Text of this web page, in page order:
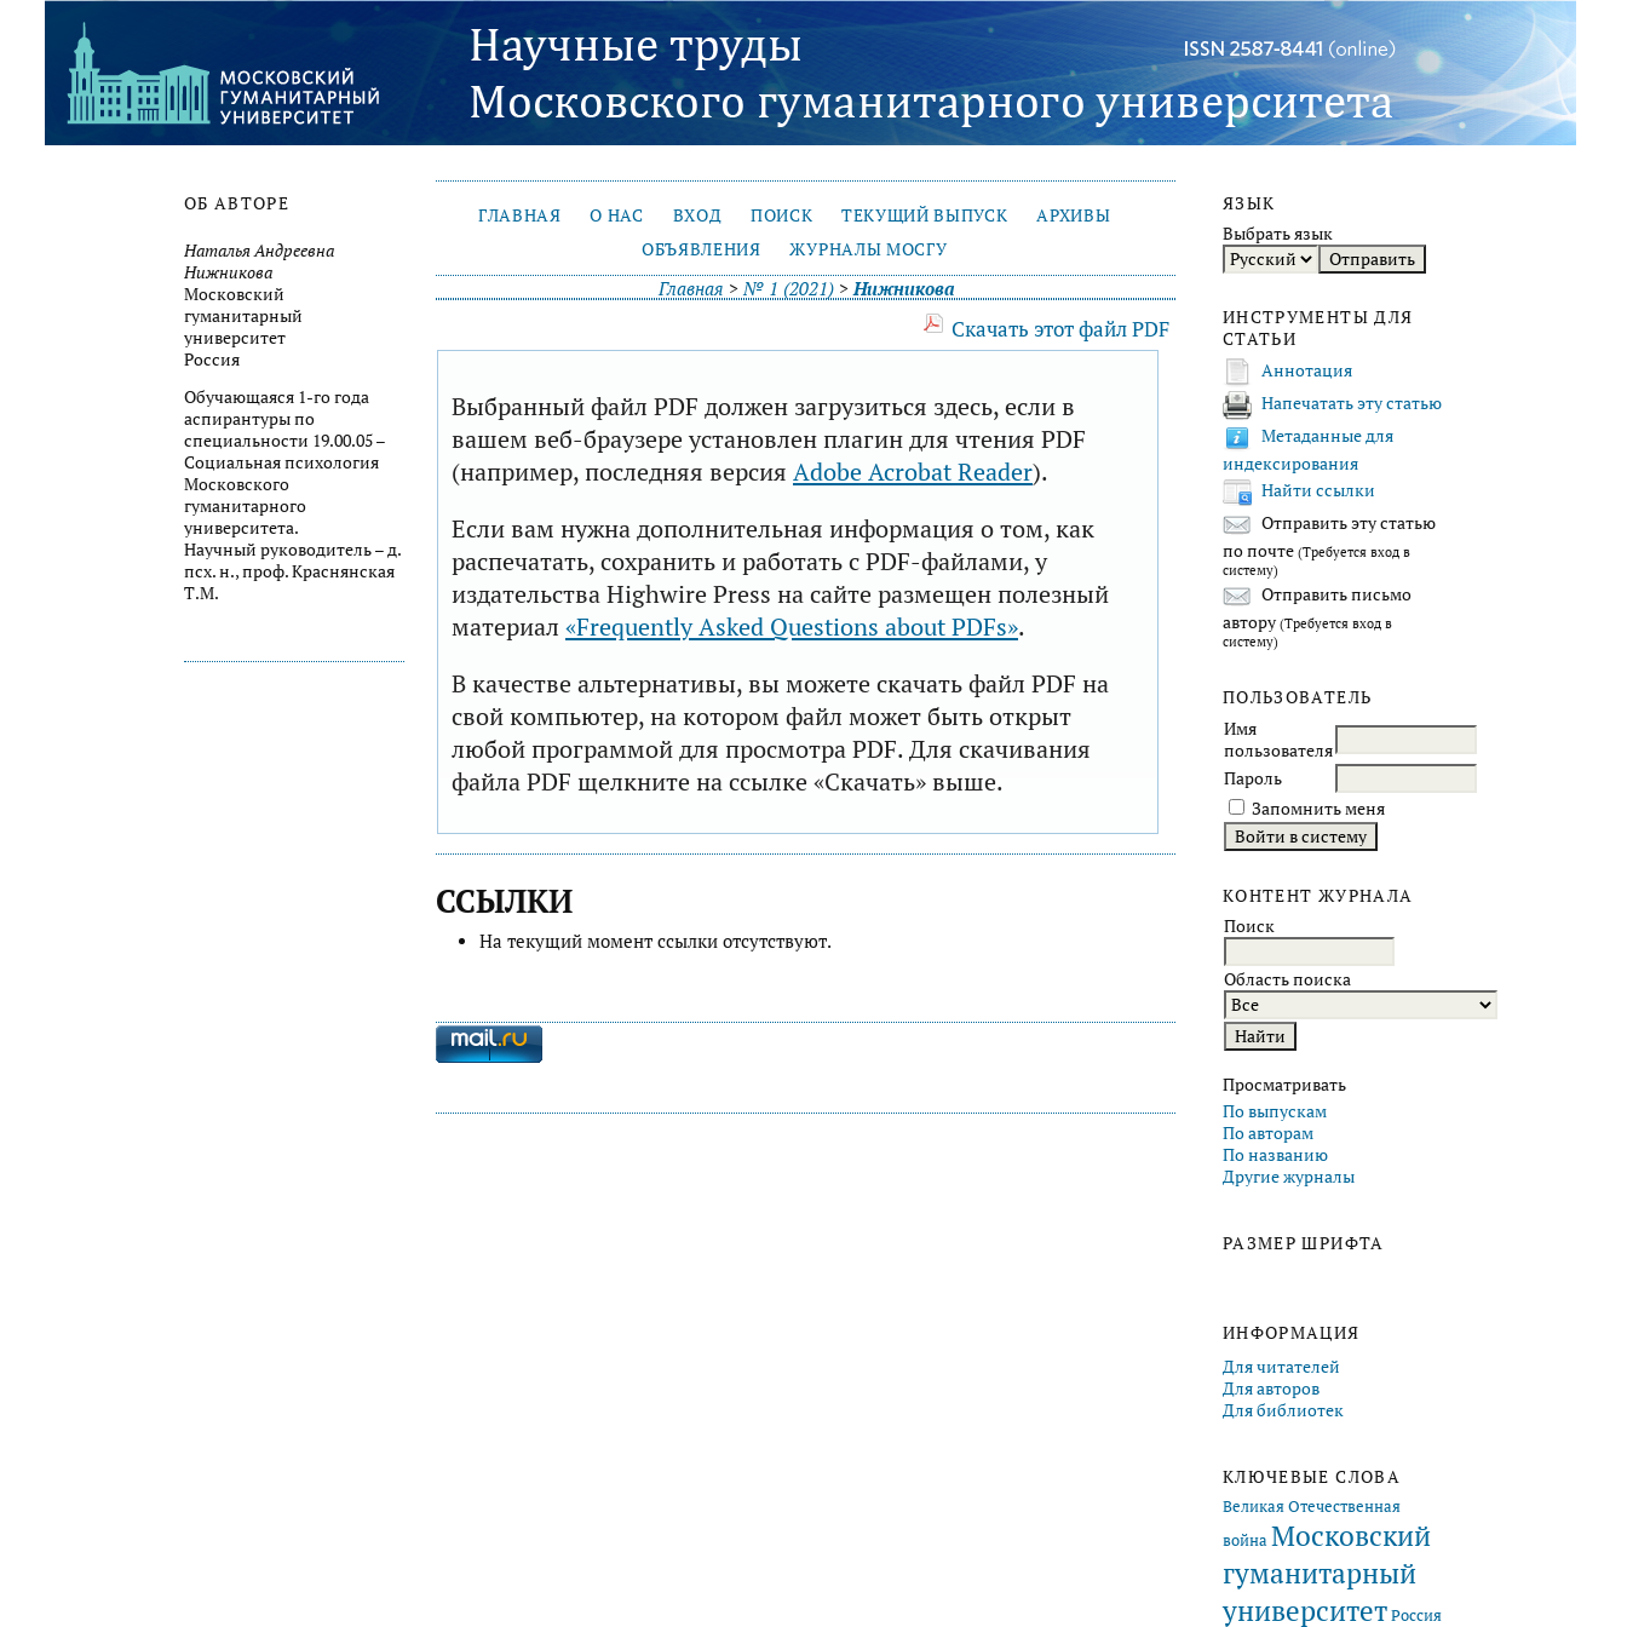
ОБ АВТОРЕ
Наталья Андреевна
Нижникова
Московский
гуманитарный
университет
Россия
Обучающаяся 1-го года
аспирантуры по
специальности 19.00.05 –
Социальная психология
Московского
гуманитарного
университета.
Научный руководитель – д.
псх. н., проф. Краснянская
Т.М.
ЯЗЫК
Выбрать язык
ИНСТРУМЕНТЫ ДЛЯ
СТАТЬИ
Аннотация
Напечатать эту статью
Метаданные для
индексирования
Найти ссылки
Отправить эту статью
по почте (Требуется вход в
систему)
Отправить письмо
автору (Требуется вход в
систему)
ПОЛЬЗОВАТЕЛЬ
Имя
пользователя
Пароль
Запомнить меня
КОНТЕНТ ЖУРНАЛА
Поиск
Область поиска
Просматривать
По выпускам
По авторам
По названию
Другие журналы
РАЗМЕР ШРИФТА
ИНФОРМАЦИЯ
Для читателей
Для авторов
Для библиотек
КЛЮЧЕВЫЕ СЛОВА
Великая Отечественная
войнаМосковский
гуманитарный
университетРоссия
ГЛАВНАЯ О НАС ВХОД ПОИСК ТЕКУЩИЙ ВЫПУСК
АРХИВЫ
ОБЪЯВЛЕНИЯ
ЖУРНАЛЫ МОСГУ
Главная >№ 1 (2021)>Нижникова
Скачать этот файл PDF
Выбранный файл PDF должен загрузиться здесь, если в
вашем веб-браузере установлен плагин для чтения PDF
(например, последняя версия Adobe Acrobat Reader).
Если вам нужна дополнительная информация о том, как
распечатать, сохранить и работать с PDF-файлами, у
издательства Highwire Press на сайте размещен полезный
материал «Frequently Asked Questions about PDFs».
В качестве альтернативы, вы можете скачать файл PDF на
свой компьютер, на котором файл может быть открыт
любой программой для просмотра PDF. Для скачивания
файла PDF щелкните на ссылке «Скачать» выше.
ССЫЛКИ
На текущий момент ссылки отсутствуют.